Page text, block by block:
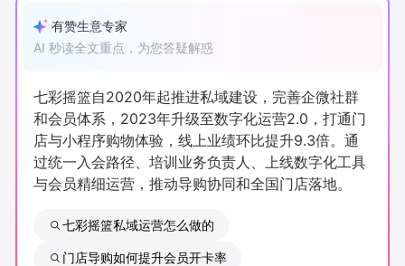
新零售大会 新零售茶会
门店经营增长公开课
AllValue 战略合作
增长产品指南
产品更新动态 帮助中心
有赞生意专家
AI 秒读全文重点，为您答疑解惑
七彩摇篮自2020年起推进私域建设，完善企微社群
和会员体系，2023年升级至数字化运营2.0，打通门
店与小程序购物体验，线上业绩环比提升9.3倍。通
过统一入会路径、培训业务负责人、上线数字化工具
与会员精细运营，推动导购协同和全国门店落地。
七彩摇篮私域运营怎么做的
门店导购如何提升会员开卡率